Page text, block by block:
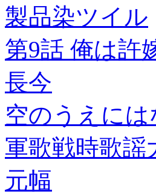
製品染ツイル
第9話 俺は許
長今
空のうえに
軍歌戦時歌謡
元幅